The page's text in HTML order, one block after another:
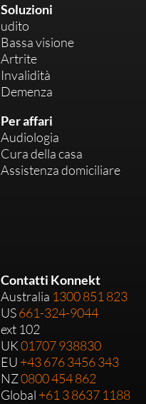
Soluzioni
udito
Bassa visione
Artrite
Invalidità
Demenza
Per affari
Audiologia
Cura della casa
Assistenza domiciliare
Contatti Konnekt
Australia 1300 851 823
US661-324-9044
ext 102
UK01707 938830
EU +43 676 3456 343
NZ0800 454 862
Global +61 3 8637 1188